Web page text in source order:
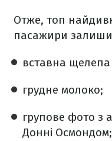
Отже, топ
пасажири
вставна
грудне молоко;
групове фото з
Донні Осмондом;